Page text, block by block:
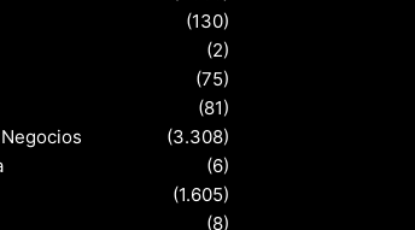
(130)
(2)
(75)
(81)
(3.308)
(6)
(1.605)
(8)